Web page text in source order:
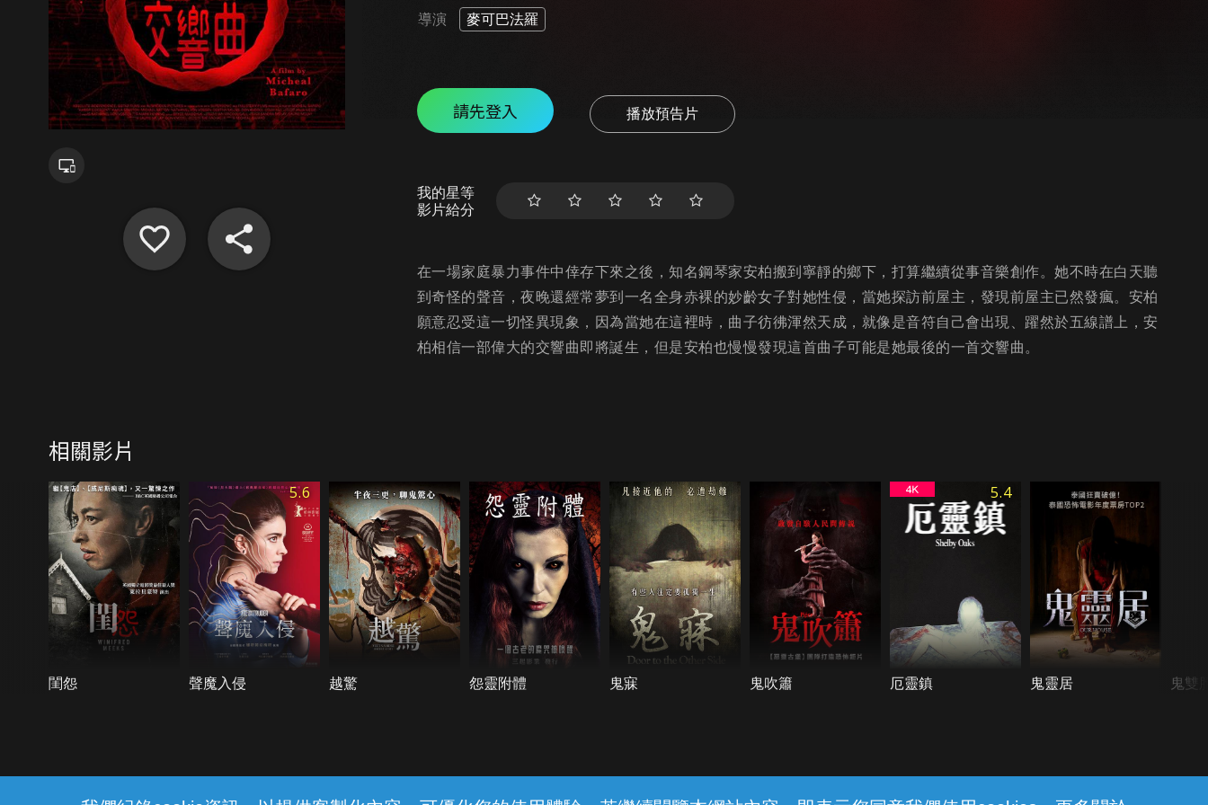
導演 麥可巴法羅
請先登入 播放預告片
我的星等
影片給分
在一場家庭暴力事件中倖存下來之後，知名鋼琴家安柏搬到寧靜的鄉下，打算繼續從事音樂創作。她不時在白天聽
到奇怪的聲音，夜晚還經常夢到一名全身赤裸的妙齡女子對她性侵，當她探訪前屋主，發現前屋主已然發瘋。安柏
願意忍受這一切怪異現象，因為當她在這裡時，曲子彷彿渾然天成，就像是音符自己會出現、躍然於五線譜上，安
柏相信一部偉大的交響曲即將誕生，但是安柏也慢慢發現這首曲子可能是她最後的一首交響曲。
相關影片
閨怨
5.6
聲魔入侵 越驚 怨靈附體 鬼寐 鬼吹簫
5.4
厄靈鎮 鬼靈居 鬼雙
線上客服 服務條款 隱私權保護